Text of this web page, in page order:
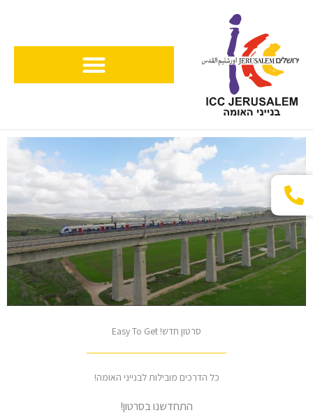
סרטון חדש! Easy To Get
כל הדרכים מובילות לבנייני האומה!
התחדשנו בסרטון!